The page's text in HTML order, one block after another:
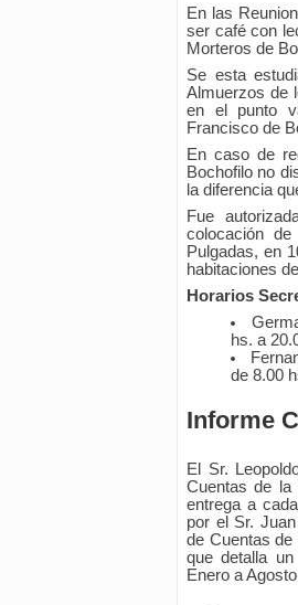
En las
ser café con
Morteros de
Se esta
Almuerzos de
en el punto
Francisco de
En caso de
Bochofilo no
la diferencia
Fue
colocación
Pulgadas, en
habitaciones
Horarios
hs. a
de 8.00
Informe
El Sr.
Cuentas de la
entrega a
por el Sr.
de Cuentas
que detalla
Enero a